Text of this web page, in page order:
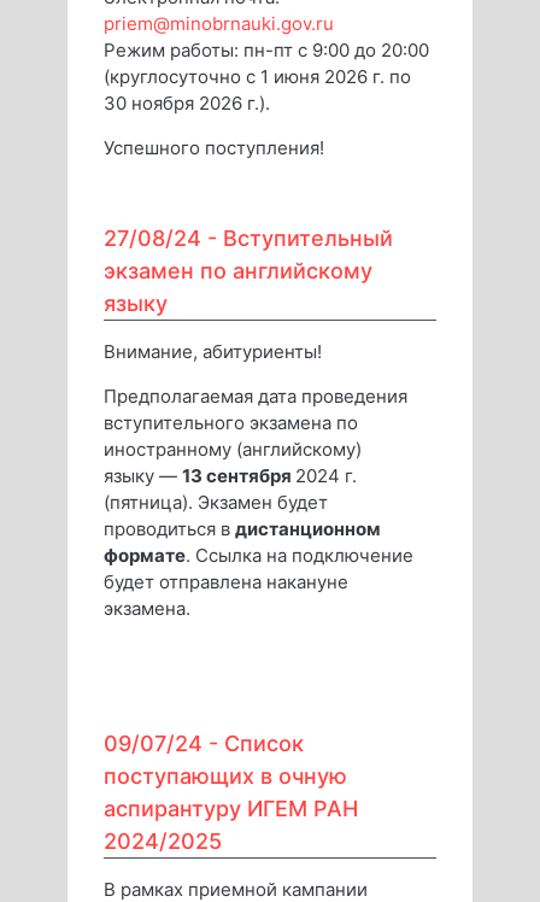
priem@minobrnauki.gov.ru
Режим работы: пн-пт с 9:00 до 20:00
(круглосуточно с 1 июня 2026 г. по
30 ноября 2026 г.).
Успешного поступления!
27/08/24 - Вступительный
экзамен по английскому
языку
Внимание, абитуриенты!
Предполагаемая дата проведения
вступительного экзамена по
иностранному (английскому)
языку — 13 сентября 2024 г.
(пятница). Экзамен будет
проводиться в дистанционном
формате. Ссылка на подключение
будет отправлена накануне
экзамена.
09/07/24 - Список
поступающих в очную
аспирантуру ИГЕМ РАН
2024/2025
В рамках приемной кампании